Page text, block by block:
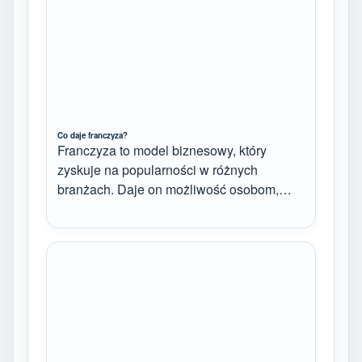
Co daje franczyza?
Franczyza to model biznesowy, który
zyskuje na popularności w różnych
branżach. Daje on możliwość osobom,…